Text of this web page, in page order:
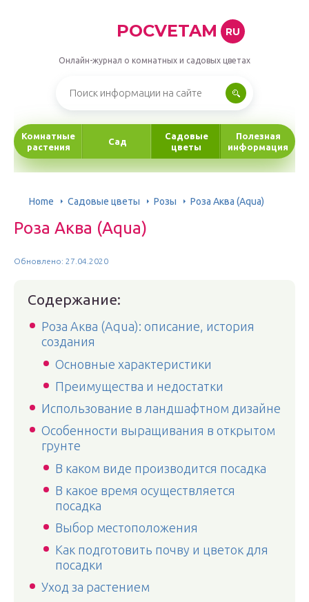
POCVETAM RU
Онлайн-журнал о комнатных и садовых цветах
Комнатные
растения
Сад
Садовые
цветы
Полезная
информация
Home Садовые цветы Розы Роза Аква (Aqua)
Роза Аква (Aqua)
Обновлено: 27.04.2020
Содержание:
Роза Аква (Aqua): описание, история
создания
Основные характеристики
Преимущества и недостатки
Использование в ландшафтном дизайне
Особенности выращивания в открытом
грунте
В каком виде производится посадка
В какое время осуществляется
посадка
Выбор местоположения
Как подготовить почву и цветок для
посадки
Уход за растением